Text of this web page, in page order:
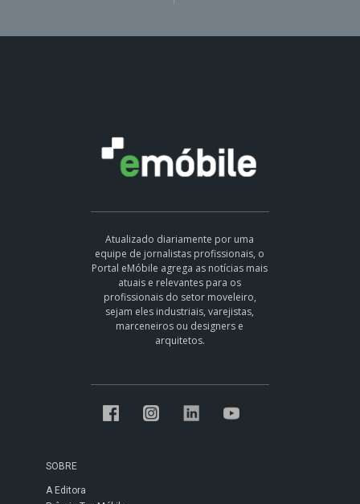
Atualizado diariamente por uma
equipe de jornalistas profissionais, o
Portal eMóbile agrega as notícias mais
atuais e relevantes para os
profissionais do setor moveleiro,
sejam eles industriais, varejistas,
marceneiros ou designers e
arquitetos.
SOBRE
A Editora